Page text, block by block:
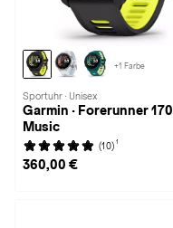
+1 Farbe
Sportuhr · Unisex
Garmin · Forerunner 170
Music
(10) 1
360,00 €